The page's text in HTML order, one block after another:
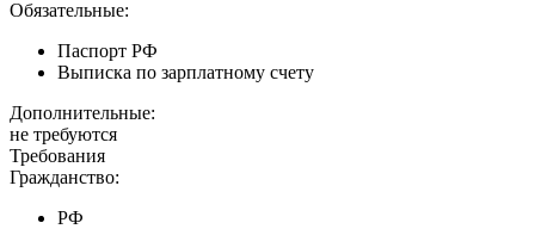
Обязательные:
Паспорт РФ
Выписка по зарплатному счету
Дополнительные:
не требуются
Требования
Гражданство:
РФ